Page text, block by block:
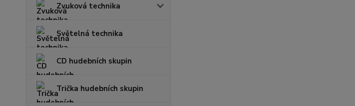
Zvuková technika
Světelná technika
CD hudebních skupin
Trička hudebních skupin